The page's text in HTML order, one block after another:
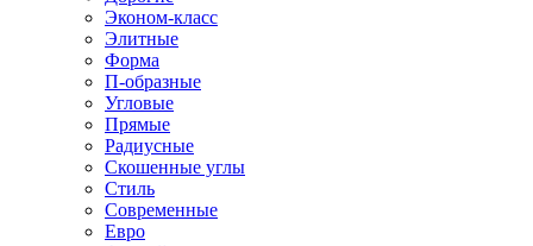
Эконом-класс
Элитные
Форма
П-образные
Угловые
Прямые
Радиусные
Скошенные углы
Стиль
Современные
Евро